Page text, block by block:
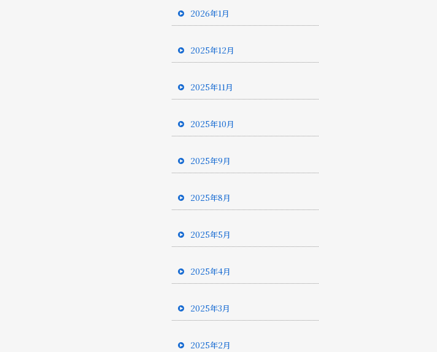
2026年1月
2025年12月
2025年11月
2025年10月
2025年9月
2025年8月
2025年5月
2025年4月
2025年3月
2025年2月